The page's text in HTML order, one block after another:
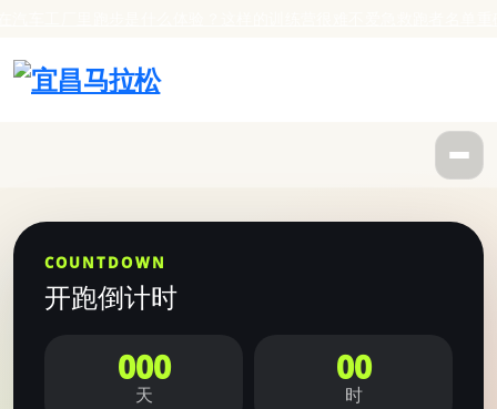
COUNTDOWN
开跑倒计时
000
天
00
时